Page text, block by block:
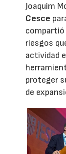
Joaquim
Cesce
compartió
riesgos
actividad
proteger
de